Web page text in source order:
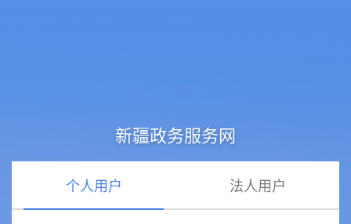
新疆政务服务网
个人用户 法人用户